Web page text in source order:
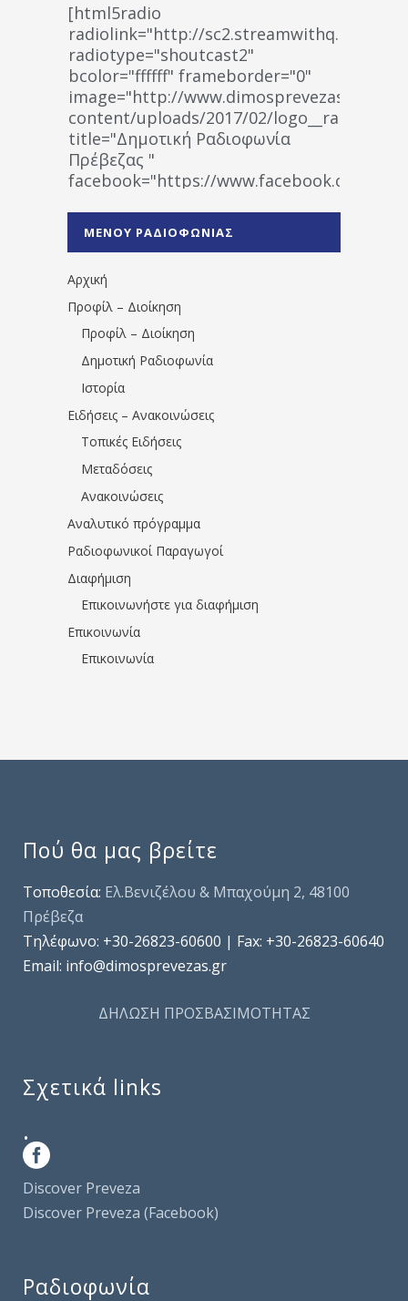
[html5radio
radiolink="http://
radiotype="shoutcast2"
bcolor="ffffff" frameborder="0"
image="http://www.dimosprevezas.gr/wp-
content/uploads/2017/02/
title="Δημοτική Ραδιοφωνία
Πρέβεζας "
facebook="https://www.facebook.com/
1531194763766854/" artist="" ]
ΜΕΝΟΥ ΡΑΔΙΟΦΩΝΙΑΣ
Αρχική
Προφίλ – Διοίκηση
Προφίλ – Διοίκηση
Δημοτική Ραδιοφωνία
Ιστορία
Ειδήσεις – Ανακοινώσεις
Τοπικές Ειδήσεις
Μεταδόσεις
Ανακοινώσεις
Αναλυτικό πρόγραμμα
Ραδιοφωνικοί Παραγωγοί
Διαφήμιση
Επικοινωνήστε για διαφήμιση
Επικοινωνία
Επικοινωνία
Πού θα μας βρείτε
Τοποθεσία: Ελ.Βενιζέλου & Μπαχούμη 2, 48100
Πρέβεζα
Τηλέφωνo: +30-26823-60600 | Fax: +30-26823-60640
Email: info@dimosprevezas.gr
ΔΗΛΩΣΗ ΠΡΟΣΒΑΣΙΜΟΤΗΤΑΣ
Σχετικά links
.
Discover Preveza
Discover Preveza (Facebook)
Ραδιοφωνία